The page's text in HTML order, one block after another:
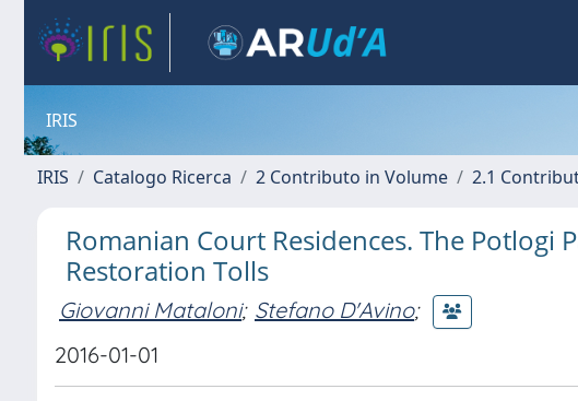
IRIS
IRIS Catalogo Ricerca 2 Contributo in Volume 2.1
Romanian Court Residences. The Potlogi
Restoration Tolls
Giovanni Mataloni; Stefano D'Avino;
2016-01-01